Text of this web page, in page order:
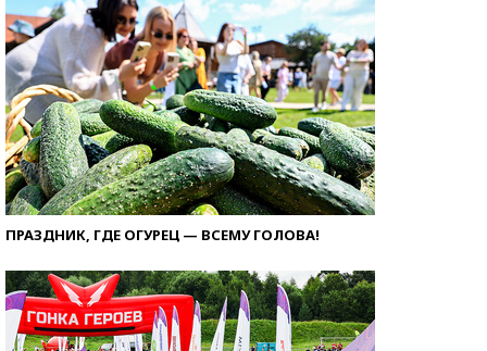
ПРАЗДНИК, ГДЕ ОГУРЕЦ — ВСЕМУ ГОЛОВА!